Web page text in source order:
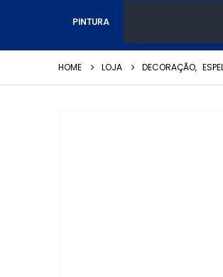
PINTURA
HOME LOJA DECORAÇÃO,